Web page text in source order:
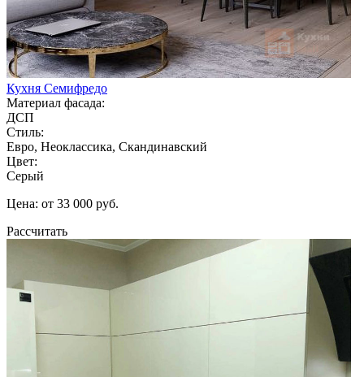
Кухня Семифредо
Материал фасада:
ДСП
Стиль:
Евро, Неоклассика, Скандинавский
Цвет:
Серый
Цена: от 33 000 руб.
Рассчитать